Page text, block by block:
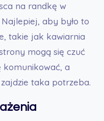
na randkę w
aby było to
takie jak kawiarnia
mogą się czuć
komunikować, a
taka potrzeba.